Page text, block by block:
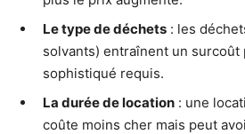
Le type de déchets : les
solvants) entraînent un
sophistiqué requis.
La durée de location : une
coûte moins cher mais peut